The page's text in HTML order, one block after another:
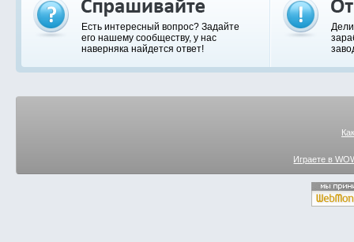
Есть интересный вопрос? Задайте
его нашему сообществу, у нас
наверняка найдется ответ!
Играете в